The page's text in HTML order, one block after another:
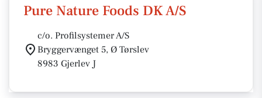
Pure Nature Foods DK A/S
c/o. Profilsystemer A/S
Bryggervænget 5, Ø Tørslev
8983 Gjerlev J